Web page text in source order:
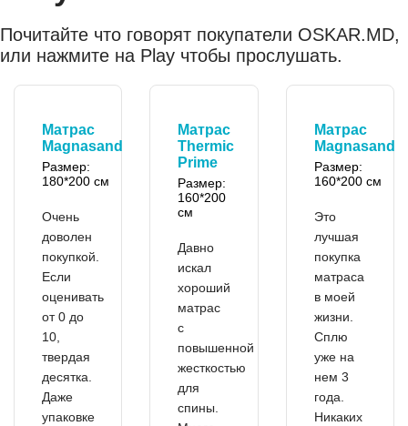
Почитайте что говорят покупатели OSKAR.MD,
или нажмите на Play чтобы прослушать.
Матрас
Magnasand
Размер:
180*200 см
Очень
доволен
покупкой.
Если
оценивать
от 0 до
10,
твердая
десятка.
Даже
упаковке
Матрас
Thermic
Prime
Размер:
160*200
см
Давно
искал
хороший
матрас
с
повышенной
жесткостью
для
спины.
Матрас
Magnasand
Размер:
160*200 см
Это
лучшая
покупка
матраса
в моей
жизни.
Сплю
уже на
нем 3
года.
Никаких